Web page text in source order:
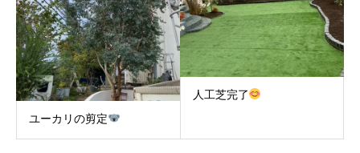
ユーカリの剪定
人工芝完了